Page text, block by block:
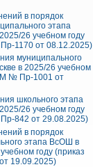
в порядок
этапа
26 учебном году
1170 от 08.12.2025)
муниципального
в 2025/26 учебном
№ Пр-1001 от
школьного этапа
26 учебном году
842 от 29.08.2025)
в порядок
этапа ВсОШ в
году (приказ
19.09.2025)